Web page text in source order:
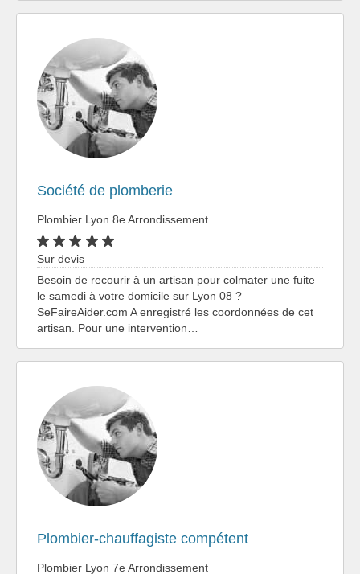
Société de plomberie
Plombier Lyon 8e Arrondissement
Sur devis
Besoin de recourir à un artisan pour colmater une fuite
le samedi à votre domicile sur Lyon 08 ?
SeFaireAider.com A enregistré les coordonnées de cet
artisan. Pour une intervention…
Plombier-chauffagiste compétent
Plombier Lyon 7e Arrondissement